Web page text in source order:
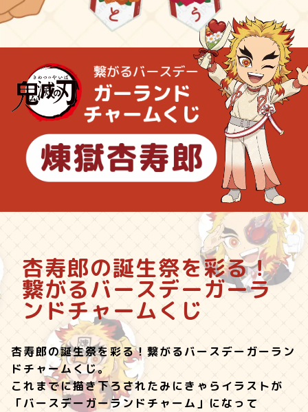
杏寿郎の誕生祭を彩る！
繋がるバースデーガーラ
ンドチャームくじ
杏寿郎の誕生祭を彩る！繋がるバースデーガーラン
ドチャームくじ。
これまでに描き下ろされたみにきゃらイラストが
「バースデーガーランドチャーム」になって